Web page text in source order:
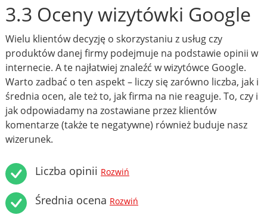
3.3 Oceny wizytówki Google
Wielu klientów decyzję o skorzystaniu z usług czy
produktów danej firmy podejmuje na podstawie opinii w
internecie. A te najłatwiej znaleźć w wizytówce Google.
Warto zadbać o ten aspekt – liczy się zarówno liczba, jak i
średnia ocen, ale też to, jak firma na nie reaguje. To, czy i
jak odpowiadamy na zostawiane przez klientów
komentarze (także te negatywne) również buduje nasz
wizerunek.
Liczba opinii Rozwiń
Średnia ocena Rozwiń